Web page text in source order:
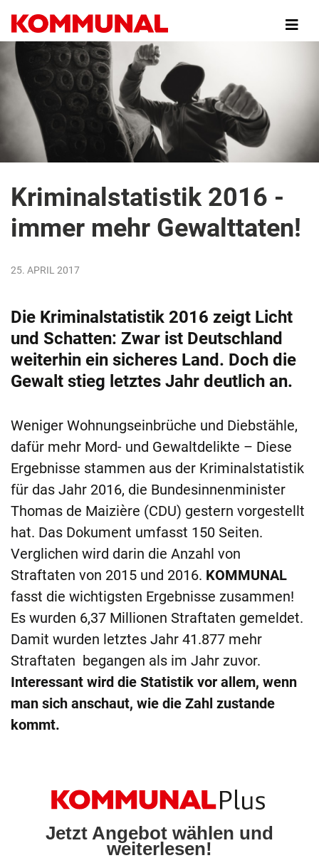
zum
Inhalt
Kriminalstatistik 2016 -
immer mehr Gewalttaten!
25. APRIL 2017
Die Kriminalstatistik 2016 zeigt Licht
und Schatten: Zwar ist Deutschland
weiterhin ein sicheres Land. Doch die
Gewalt stieg letztes Jahr deutlich an.
Weniger Wohnungseinbrüche und Diebstähle,
dafür mehr Mord- und Gewaltdelikte – Diese
Ergebnisse stammen aus der Kriminalstatistik
für das Jahr 2016, die Bundesinnenminister
Thomas de Maizière (CDU) gestern vorgestellt
hat. Das Dokument umfasst 150 Seiten.
Verglichen wird darin die Anzahl von
Straftaten von 2015 und 2016. KOMMUNAL
fasst die wichtigsten Ergebnisse zusammen!
Es wurden 6,37 Millionen Straftaten gemeldet.
Damit wurden letztes Jahr 41.877 mehr
Straftaten begangen als im Jahr zuvor.
Interessant wird die Statistik vor allem, wenn
man sich anschaut, wie die Zahl zustande
kommt.